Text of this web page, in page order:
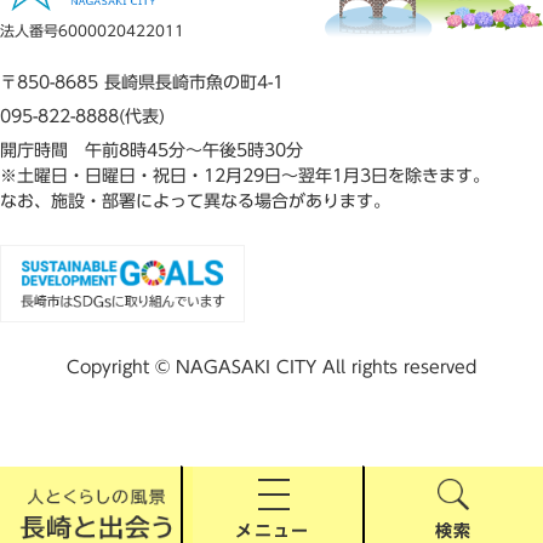
メニュー 検索
法人番号6000020422011
〒850-8685 長崎県長崎市魚の町4-1
095-822-8888(代表)
開庁時間 午前8時45分～午後5時30分
※土曜日・日曜日・祝日・12月29日～翌年1月3日を除きます。
なお、施設・部署によって異なる場合があります。
Copyright © NAGASAKI CITY All rights reserved